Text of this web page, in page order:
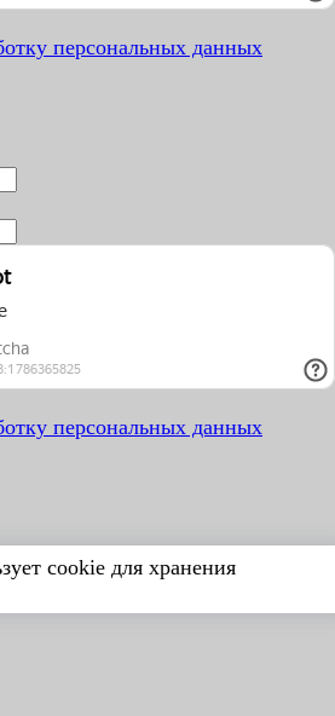
персональных данных
персональных данных
cookie для хранения